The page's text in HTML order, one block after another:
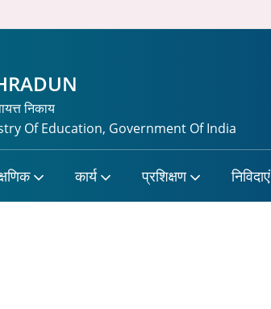
निकाय
Of Education, Government Of India
कार्य प्रशिक्षण निविदाएं